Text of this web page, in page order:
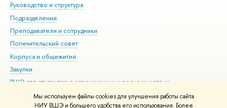
Мы используем файлы cookies для улучшения работы сайта
НИУ ВШЭ и большего удобства его использования. Более
Руководство и структура
Подразделения
Преподаватели и сотрудники
Попечительский совет
Корпуса и общежития
Закупки
ВШЭ для студентов с ограниченными возможностями
здоровья и инвалидностью
Версия для слабовидящих